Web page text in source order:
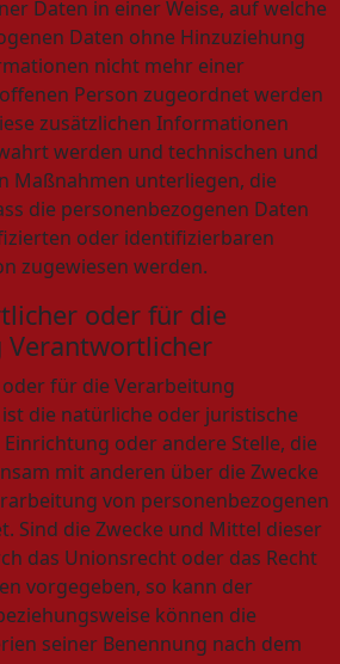
Daten in einer Weise, auf welche
Daten ohne Hinzuziehung
nicht mehr einer
Person zugeordnet werden
zusätzlichen Informationen
werden und technischen und
Maßnahmen unterliegen, die
die personenbezogenen Daten
oder identifizierbaren
zugewiesen werden.
oder für die
Verantwortlicher
für die Verarbeitung
die natürliche oder juristische
oder andere Stelle, die
mit anderen über die Zwecke
von personenbezogenen
Sind die Zwecke und Mittel dieser
das Unionsrecht oder das Recht
vorgegeben, so kann der
können die
seiner Benennung nach dem